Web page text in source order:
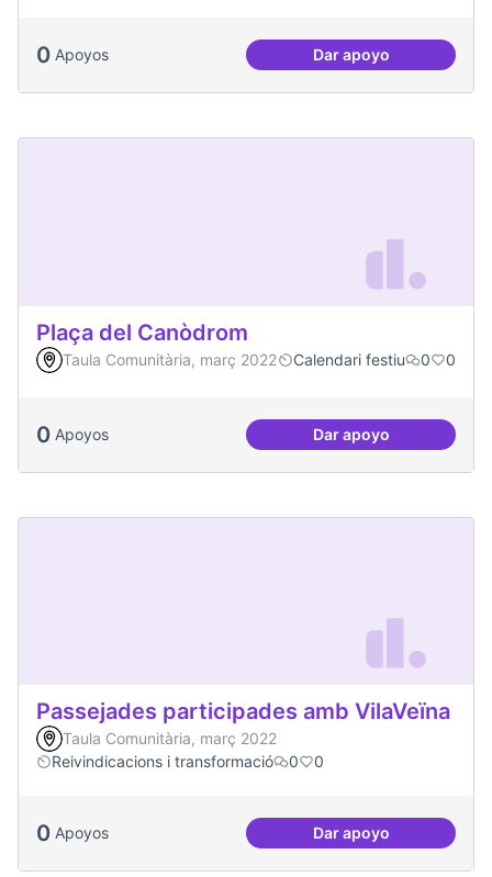
0 Apoyos Dar apoyoPodcast Radio
Plaça del Canòdrom
Taula Comunitària, març 2022 Calendari festiu 0 0
0 Apoyos Dar apoyo
Plaça del
Passejades participades amb VilaVeïna
Taula Comunitària, març 2022
Reivindicacions i transformació
0 0
0 Apoyos Dar apoyoPassejades